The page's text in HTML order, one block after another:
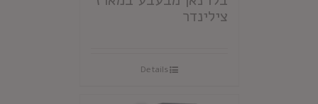
צילינדר
Details